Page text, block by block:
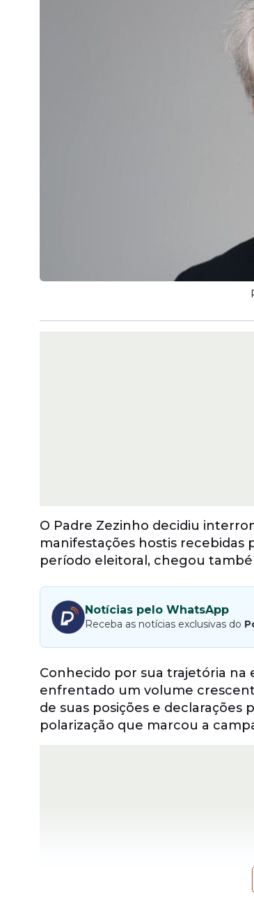
O Padre Zezinho decidiu
manifestações hostis
período eleitoral, chegou
Notícias pelo WhatsApp
Receba as notícias exclusivas do
Conhecido por sua trajetória na
enfrentado um volume
de suas posições e
polarização que marcou a